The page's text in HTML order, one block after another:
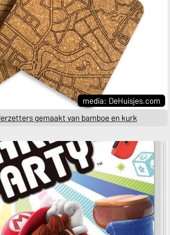
media: DeHuisjes.com
gemaakt van bamboe en kurk